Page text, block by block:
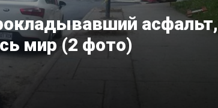
асфальт,
мир (2 фото)